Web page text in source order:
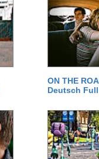
ON THE
Deutsch